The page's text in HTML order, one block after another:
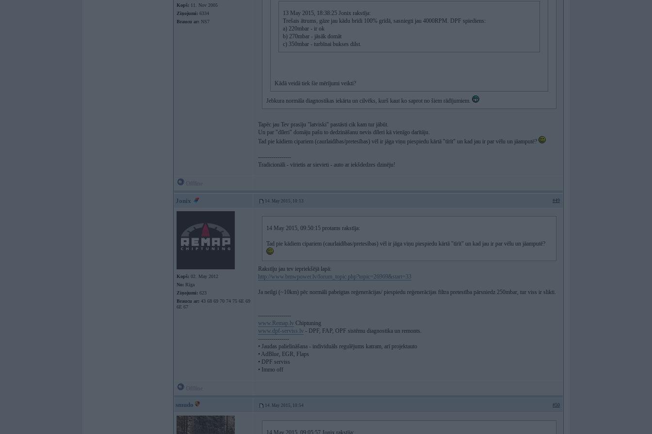
Kopš: 11. Nov 2005
Ziņojumi: 6334
Braucu ar: NS7
13 May 2015, 18:38:25 Jonix rakstīja:
Trešais ātrums, gāze jau kādu brīdi 100% grīdā, sasniegti jau 4000RPM. DPF spiediens:
a) 220mbar - ir ok
b) 270mbar - jāsāk domāt
c) 350mbar - turbīnai bukses dilst.
Kādā veidā tiek šie mērījumi veikti?
Jebkura normāla diagnostikas iekārta un cilvēks, kurš kaut ko saprot no šiem rādījumiem.
Tapēc jau Tev prasīju "latviski" pastāsti cik kam tur jābūt.
Un par "dīleri" domāju pašu to dedzināšanu nevis dīleri kā vienīgo darītāju.
Tad pie kādiem cipariem (caurlaidības/pretesības) vēl ir jāga viņu piespiedu kārtā "tīrīt" un kad jau ir par vēlu un jāamputē?
-----------------
Tradicionāli - vīrietis ar sievieti - auto ar iekšdedzes dzinēju!
Jonix 14. May 2015, 10:13 #49
Kopš: 02. May 2012
No: Rīga
Ziņojumi: 623
Braucu ar: 43 68 69 70 74 75 6E 69
6E 67
14 May 2015, 09:50:15 protams rakstīja:
Tad pie kādiem cipariem (caurlaidības/pretesības) vēl ir jāga viņu piespiedu kārtā "tīrīt" un kad jau ir par vēlu un jāamputē?
Rakstīju jau tev iepriekšējā lapā:
http://www.bmwpower.lv/forum_topic.php?topic=26969&start=33
Ja neilgi (~10km) pēc normāli pabeigtas reģenerācijas/ piespiedu reģenerācijas filtra pretestība pārsniedz 250mbar, tur viss ir slikti.
-----------------
www.Remap.lv Chiptuning
www.dpf-serviss.lv - DPF, FAP, OPF sistēmu diagnostika un remonts.
----------------
• Jaudas palielināšana - individuāls regulējums katram, arī projektauto
• AdBlue, EGR, Flaps
• DPF serviss
• Immo off
smudo 14. May 2015, 10:54 #50
14 May 2015, 09:05:57 Jonix rakstīja: